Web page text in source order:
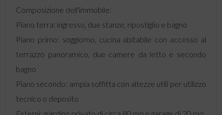
Composizione dell'immobile:
Piano terra: ingresso, due stanze, ripostiglio e bagno
Piano primo: soggiorno, cucina abitabile con accesso al
terrazzo panoramico, due camere da letto e secondo
bagno
Piano secondo: ampia soffitta con altezze utili per utilizzo
tecnico o deposito